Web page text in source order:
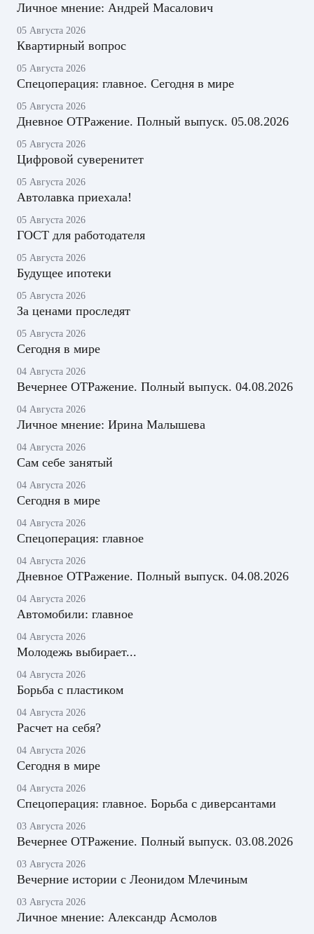
Личное мнение: Андрей Масалович
05 Августа 2026
Квартирный вопрос
05 Августа 2026
Спецоперация: главное. Сегодня в мире
05 Августа 2026
Дневное ОТРажение. Полный выпуск. 05.08.2026
05 Августа 2026
Цифровой суверенитет
05 Августа 2026
Автолавка приехала!
05 Августа 2026
ГОСТ для работодателя
05 Августа 2026
Будущее ипотеки
05 Августа 2026
За ценами проследят
05 Августа 2026
Сегодня в мире
04 Августа 2026
Вечернее ОТРажение. Полный выпуск. 04.08.2026
04 Августа 2026
Личное мнение: Ирина Малышева
04 Августа 2026
Сам себе занятый
04 Августа 2026
Сегодня в мире
04 Августа 2026
Спецоперация: главное
04 Августа 2026
Дневное ОТРажение. Полный выпуск. 04.08.2026
04 Августа 2026
Автомобили: главное
04 Августа 2026
Молодежь выбирает...
04 Августа 2026
Борьба с пластиком
04 Августа 2026
Расчет на себя?
04 Августа 2026
Сегодня в мире
04 Августа 2026
Спецоперация: главное. Борьба с диверсантами
03 Августа 2026
Вечернее ОТРажение. Полный выпуск. 03.08.2026
03 Августа 2026
Вечерние истории с Леонидом Млечиным
03 Августа 2026
Личное мнение: Александр Асмолов